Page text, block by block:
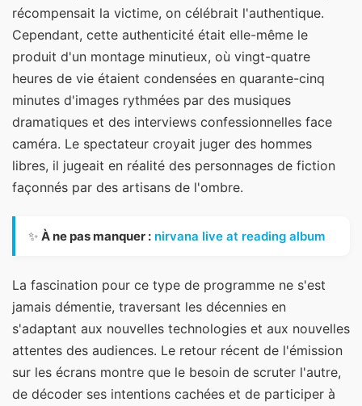
récompensait la victime, on célébrait l'authentique.
Cependant, cette authenticité était elle-même le
produit d'un montage minutieux, où vingt-quatre
heures de vie étaient condensées en quarante-cinq
minutes d'images rythmées par des musiques
dramatiques et des interviews confessionnelles face
caméra. Le spectateur croyait juger des hommes
libres, il jugeait en réalité des personnages de fiction
façonnés par des artisans de l'ombre.
✨ À ne pas manquer : nirvana live at reading album
La fascination pour ce type de programme ne s'est
jamais démentie, traversant les décennies en
s'adaptant aux nouvelles technologies et aux nouvelles
attentes des audiences. Le retour récent de l'émission
sur les écrans montre que le besoin de scruter l'autre,
de décoder ses intentions cachées et de participer à